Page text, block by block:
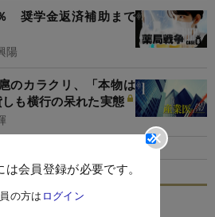
会員登録が必要です。
の方は ログイン
奨学金返済補助まで
陽
のカラクリ、「本物は
も横行の呆れた実態
特集